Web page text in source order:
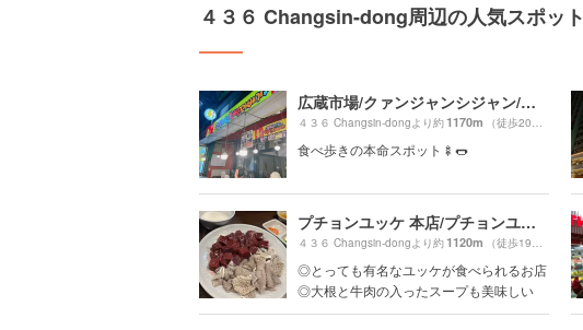
４３６ Changsin-dong周辺の人気スポット
広蔵市場/クァンジャンシジャン/광장시장
４３６ Changsin-dongより約1170m （徒歩20分）
食べ歩きの本命スポット🍢🌭
プチョンユッケ 本店/プチョンユッケ ポンジョム / 부촌육회 본점プチョンユッケ 本店
４３６ Changsin-dongより約1120m （徒歩19分）
◎とっても有名なユッケが食べられるお店
◎大根と牛肉の入ったスープも美味しい